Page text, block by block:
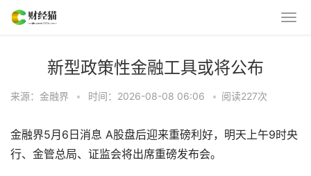
新型政策性金融工具或将公布
来源：金融界 • 时间：2026-08-08 06:06 • 阅读227次
金融界5月6日消息 A股盘后迎来重磅利好，明天上午9时央
行、金管总局、证监会将出席重磅发布会。